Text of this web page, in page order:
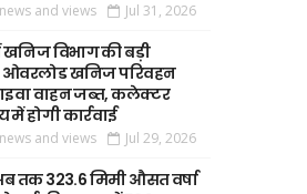
and views Jul 31, 2026
विभाग की बड़ी
ओवरलोड खनिज परिवहन
वाहन जब्त, कलेक्टर
में होगी कार्रवाई
and views Jul 29, 2026
तक 323.6 मिमी औसत वर्षा